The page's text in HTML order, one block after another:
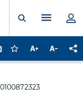
Ouvrir laMenu
Connectez-vous
Augmenter la